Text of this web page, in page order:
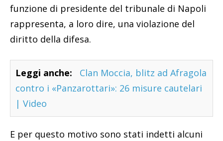
funzione di presidente del tribunale di Napoli
rappresenta, a loro dire, una violazione del
diritto della difesa.
Leggi anche:
Clan Moccia, blitz ad Afragola
contro i «Panzarottari»: 26 misure cautelari
| Video
E per questo motivo sono stati indetti alcuni